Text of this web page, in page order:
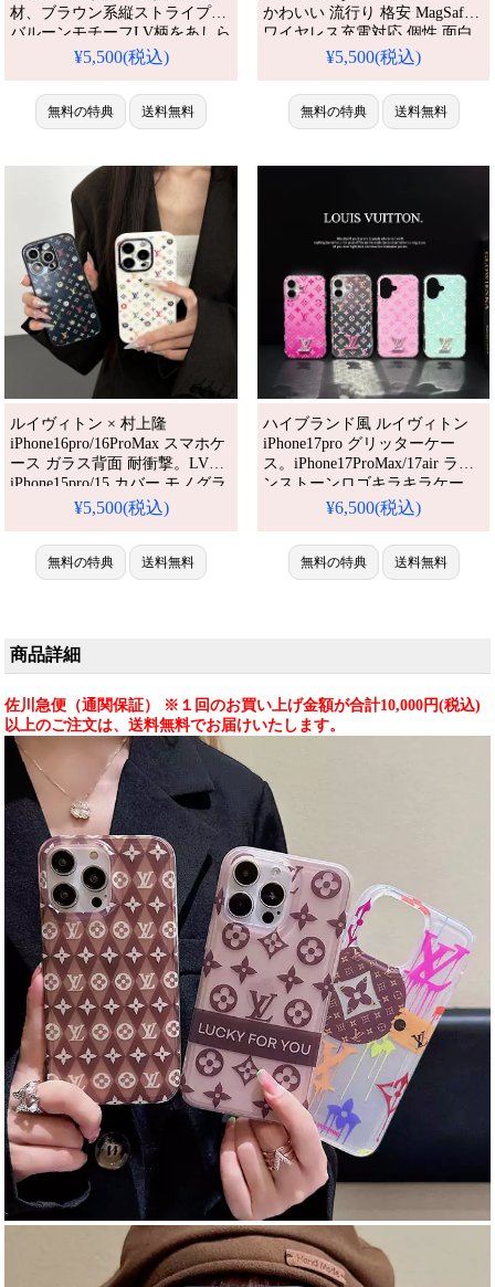
材、ブラウン系縦ストライプに
バルーンモチーフLV柄をあしら
う。レンズ周囲補強で衝撃を緩
ゃれな大人女子にぴったりなス
マホケースです。
¥5,500(税込)
無料の特典 送料無料
かわいい 流行り 格安 MagSafe
ワイヤレス充電対応 個性 面白
い 可愛い メンズ iPhone16/16pro
ーケース ブランド アイホンケ
ース アイフォンケース iPhone
17 ケース
¥5,500(税込)
無料の特典 送料無料
ルイヴィトン × 村上隆
iPhone16pro/16ProMax スマホケ
ース ガラス背面 耐衝撃。LV
iPhone15pro/15 カバー モノグラ
ム おしゃれ ブランド。アイフ
かわいい。人気・芸能人愛用・
かわいい。防水・多機能。格安
＆おしゃれ。
¥5,500(税込)
無料の特典 送料無料
ハイブランド風 ルイヴィトン
iPhone17pro グリッターケー
ス。iPhone17ProMax/17air ライ
ンストーンロゴキラキラケー
ス。LV iPhone16Pro/16 リバー
iPhone15/14/13 女子かわいいお
しゃれ。かわいい・安い・人
気。耐衝撃・防水・多機能
¥6,500(税込)
無料の特典 送料無料
商品詳細
佐川急便（通関保証） ※１回のお買い上げ金額が合計10,000円(税込)
以上のご注文は、送料無料でお届けいたします。